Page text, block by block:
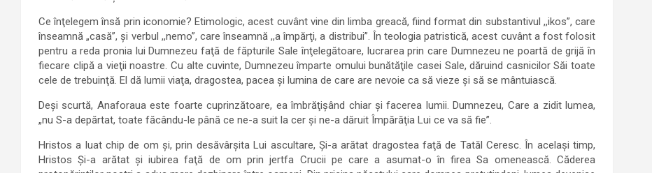
Ce înţelegem însă prin iconomie? Etimologic, acest cuvânt vine din limba greacă, fiind format din substantivul ,,ikos”, care
înseamnă „casă”, şi verbul ,,nemo”, care înseamnă ,,a împărţi, a distribui”. În teologia patristică, acest cuvânt a fost folosit
pentru a reda pronia lui Dumnezeu faţă de făpturile Sale înţelegătoare, lucrarea prin care Dumnezeu ne poartă de grijă în
fiecare clipă a vieţii noastre. Cu alte cuvinte, Dumnezeu împarte omului bunătăţile casei Sale, dăruind casnicilor Săi toate
cele de trebuinţă. El dă lumii viaţa, dragostea, pacea şi lumina de care are nevoie ca să vieze şi să se mântuiască.
Deşi scurtă, Anaforaua este foarte cuprinzătoare, ea îmbrăţişând chiar şi facerea lumii. Dumnezeu, Care a zidit lumea,
„nu S-a depărtat, toate făcându-le până ce ne-a suit la cer şi ne-a dăruit Împărăţia Lui ce va să fie”.
Hristos a luat chip de om şi, prin desăvârşita Lui ascultare, Şi-a arătat dragostea faţă de Tatăl Ceresc. În acelaşi timp,
Hristos Şi-a arătat şi iubirea faţă de om prin jertfa Crucii pe care a asumat-o în firea Sa omenească. Căderea